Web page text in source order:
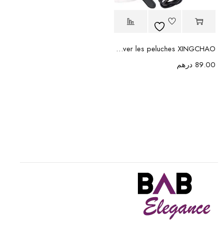
Machine à enlever les peluches XINGCHAO
89.00 درهم